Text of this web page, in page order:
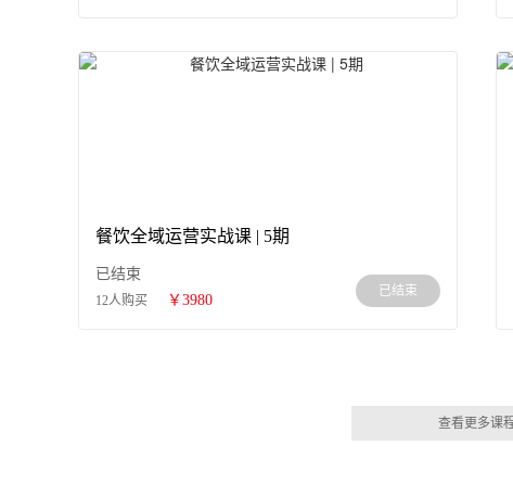
餐饮全域运营实战课 | 5期
已结束
12人购买 ￥3980
已结束
查看更多课